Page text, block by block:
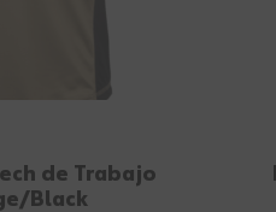
de Trabajo
Black